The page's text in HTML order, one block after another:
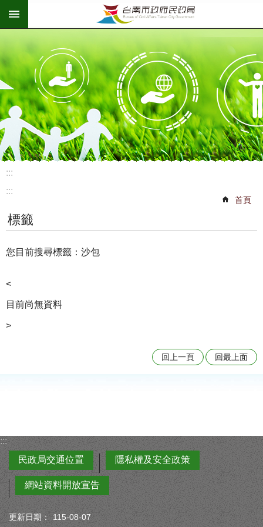
跳到主要內容區塊
:::
:::
首頁
標籤
您目前搜尋標籤：沙包
<
目前尚無資料
>
回上一頁 回最上面
:::
民政局交通位置
隱私權及安全政策
網站資料開放宣告
更新日期： 115-08-07